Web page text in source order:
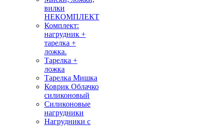
вилки
НЕКОМПЛЕКТ
Комплект:
нагрудник +
тарелка +
ложка.
Тарелка +
ложка
Тарелка Мишка
Коврик Облачко
силиконовый
Силиконовые
нагрудники
Нагрудники с